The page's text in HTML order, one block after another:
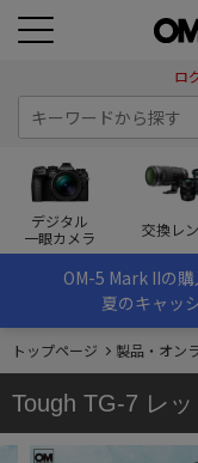
ロ
デジタル
一眼カメラ
交換レ
OM-5 Mark IIの
夏のキャッ
トップページ 製品・オン
Tough TG-7 レッ